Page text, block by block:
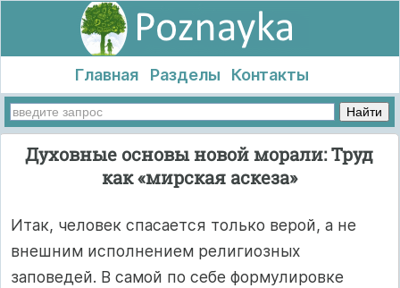
Главная Разделы Контакты
Духовные основы новой морали: Труд
как «мирская аскеза»
Итак, человек спасается только верой, а не
внешним исполнением религиозных
заповедей. В самой по себе формулировке